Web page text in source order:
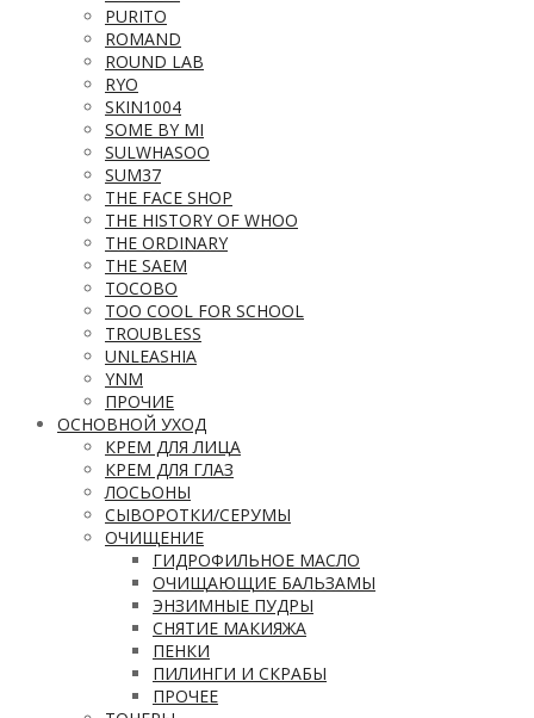
PURITO
ROMAND
ROUND LAB
RYO
SKIN1004
SOME BY MI
SULWHASOO
SUM37
THE FACE SHOP
THE HISTORY OF WHOO
THE ORDINARY
THE SAEM
TOCOBO
TOO COOL FOR SCHOOL
TROUBLESS
UNLEASHIA
YNM
ПРОЧИЕ
ОСНОВНОЙ УХОД
КРЕМ ДЛЯ ЛИЦА
КРЕМ ДЛЯ ГЛАЗ
ЛОСЬОНЫ
СЫВОРОТКИ/СЕРУМЫ
ОЧИЩЕНИЕ
ГИДРОФИЛЬНОЕ МАСЛО
ОЧИЩАЮЩИЕ БАЛЬЗАМЫ
ЭНЗИМНЫЕ ПУДРЫ
СНЯТИЕ МАКИЯЖА
ПЕНКИ
ПИЛИНГИ И СКРАБЫ
ПРОЧЕЕ